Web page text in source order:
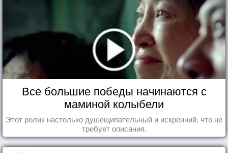
Все большие победы начинаются с
маминой колыбели
Этот ролик настолько душещипательный и искренний, что не
требует описания.